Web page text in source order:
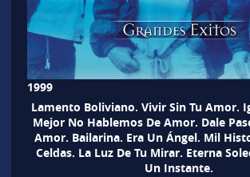
1999
Lamento Boliviano. Vivir Sin Tu Amor.
Mejor No Hablemos De Amor. Dale
Amor. Bailarina. Era Un Ángel. Mil
Celdas. La Luz De Tu Mirar. Eterna
Un Instante.